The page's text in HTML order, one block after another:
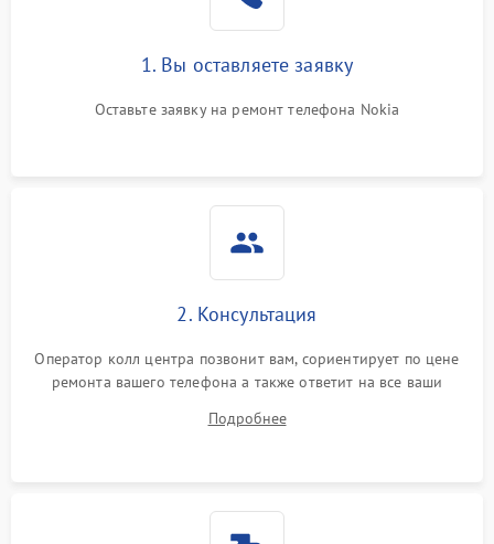
1. Вы оставляете заявку
Оставьте заявку на ремонт телефона Nokia
2. Консультация
Оператор колл центра позвонит вам, сориентирует по цене
ремонта вашего телефона а также ответит на все ваши
Подробнее